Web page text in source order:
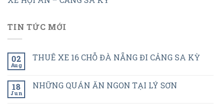
TIN TỨC MỚI
02
Aug
THUÊ XE 16 CHỖ ĐÀ NẴNG ĐI CẢNG SA KỲ
18
Jun
NHỮNG QUÁN ĂN NGON TẠI LÝ SƠN